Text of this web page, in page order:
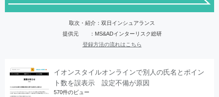
取次・紹介：双日インシュアランス
提供元 ：MS&ADインターリスク総研
登録方法の流れはこちら
イオンスタイルオンラインで別人の氏名とポイン
ト数を誤表示 設定不備が原因
570件のビュー